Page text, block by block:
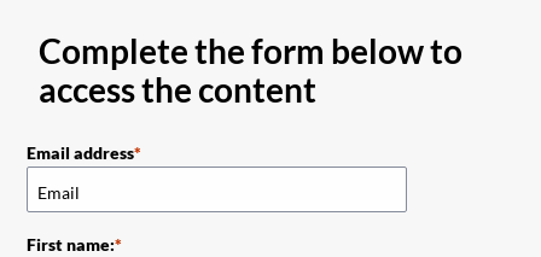
Complete the form below to
access the content
Email address
First name: